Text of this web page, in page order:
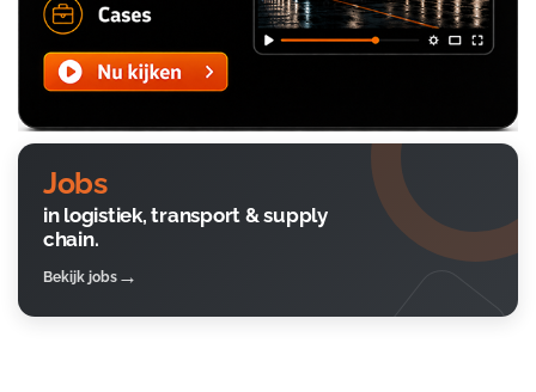
Jobs
in logistiek, transport & supply
chain.
Bekijk jobs